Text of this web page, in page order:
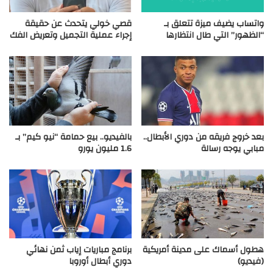
واتساب يضيف ميزة تتعلق بـ
“الظهور” التي طال انتظارها
قصي خولي يتحدث عن حقيقة
إجراء عملية التجميل وتعريض الفك
بعد خروج فريقه من دوري الأبطال..
مبابي يوجه رسالة
بالفيديو.. بيع حمامة “نيو كيم” بـ
1.6 مليون يورو
هطول أسماك على مدينة أمريكية
(فيديو)
برنامج مباريات إياب ثمن نهائي
دوري أبطال أوروبا